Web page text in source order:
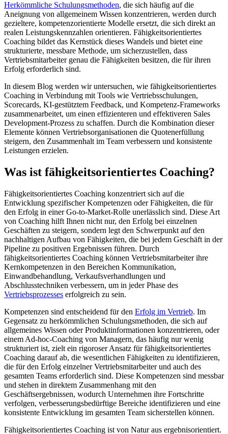
Herkömmliche Schulungsmethoden, die sich häufig auf die
Aneignung von allgemeinem Wissen konzentrieren, werden durch
gezieltere, kompetenzorientierte Modelle ersetzt, die sich direkt an
realen Leistungskennzahlen orientieren. Fähigkeitsorientiertes
Coaching bildet das Kernstück dieses Wandels und bietet eine
strukturierte, messbare Methode, um sicherzustellen, dass
Vertriebsmitarbeiter genau die Fähigkeiten besitzen, die für ihren
Erfolg erforderlich sind.
In diesem Blog werden wir untersuchen, wie fähigkeitsorientiertes
Coaching in Verbindung mit Tools wie Vertriebsschulungen,
Scorecards, KI-gestütztem Feedback, und Kompetenz-Frameworks
zusammenarbeitet, um einen effizienteren und effektiveren Sales
Development-Prozess zu schaffen. Durch die Kombination dieser
Elemente können Vertriebsorganisationen die Quotenerfüllung
steigern, den Zusammenhalt im Team verbessern und konsistente
Leistungen erzielen.
Was ist fähigkeitsorientiertes Coaching?
Fähigkeitsorientiertes Coaching konzentriert sich auf die
Entwicklung spezifischer Kompetenzen oder Fähigkeiten, die für
den Erfolg in einer Go-to-Market-Rolle unerlässlich sind. Diese Art
von Coaching hilft Ihnen nicht nur, den Erfolg bei einzelnen
Geschäften zu steigern, sondern legt den Schwerpunkt auf den
nachhaltigen Aufbau von Fähigkeiten, die bei jedem Geschäft in der
Pipeline zu positiven Ergebnissen führen. Durch
fähigkeitsorientiertes Coaching können Vertriebsmitarbeiter ihre
Kernkompetenzen in den Bereichen Kommunikation,
Einwandbehandlung, Verkaufsverhandlungen und
Abschlusstechniken verbessern, um in jeder Phase des
Vertriebsprozesses erfolgreich zu sein.
Kompetenzen sind entscheidend für den Erfolg im Vertrieb. Im
Gegensatz zu herkömmlichen Schulungsmethoden, die sich auf
allgemeines Wissen oder Produktinformationen konzentrieren, oder
einem Ad-hoc-Coaching von Managern, das häufig nur wenig
strukturiert ist, zielt ein rigoroser Ansatz für fähigkeitsorientiertes
Coaching darauf ab, die wesentlichen Fähigkeiten zu identifizieren,
die für den Erfolg einzelner Vertriebsmitarbeiter und auch des
gesamten Teams erforderlich sind. Diese Kompetenzen sind messbar
und stehen in direktem Zusammenhang mit den
Geschäftsergebnissen, wodurch Unternehmen ihre Fortschritte
verfolgen, verbesserungsbedürftige Bereiche identifizieren und eine
konsistente Entwicklung im gesamten Team sicherstellen können.
Fähigkeitsorientiertes Coaching ist von Natur aus ergebnisorientiert.